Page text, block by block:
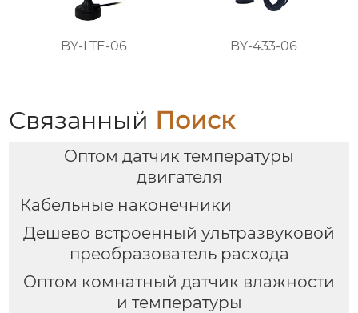
BY-LTE-06 BY-433-06
Связанный Поиск
Оптом датчик температуры
двигателя
Кабельные наконечники
Дешево встроенный ультразвуковой
преобразователь расхода
Оптом комнатный датчик влажности
и температуры